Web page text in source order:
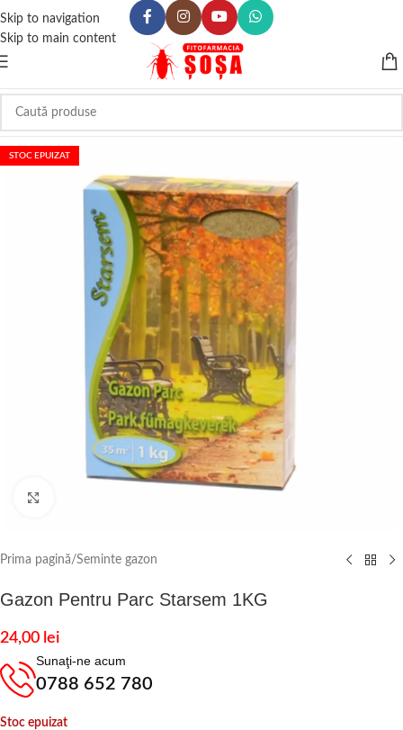
Skip to navigation
Skip to main content
STOC EPUIZAT
Prima pagină/Seminte gazon
Gazon Pentru Parc Starsem 1KG
24,00 lei
Sunaţi-ne acum
0788 652 780
Stoc epuizat